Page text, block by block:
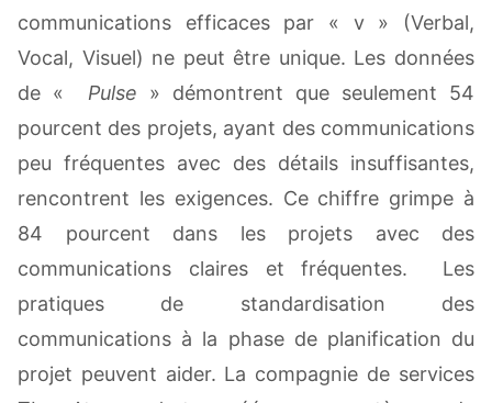
communications efficaces par « v » (Verbal,
Vocal, Visuel) ne peut être unique. Les données
de « Pulse » démontrent que seulement 54
pourcent des projets, ayant des communications
peu fréquentes avec des détails insuffisantes,
rencontrent les exigences. Ce chiffre grimpe à
84 pourcent dans les projets avec des
communications claires et fréquentes. Les
pratiques de standardisation des
communications à la phase de planification du
projet peuvent aider. La compagnie de services